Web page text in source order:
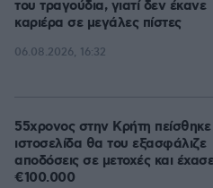
του τραγούδια, γιατί δεν έκανε
καριέρα σε μεγάλες πίστες
06.08.2026, 16:32
55χρονος στην Κρήτη πείσθηκε
ιστοσελίδα θα του εξασφάλιζε
αποδόσεις σε μετοχές και έχασε
€100.000